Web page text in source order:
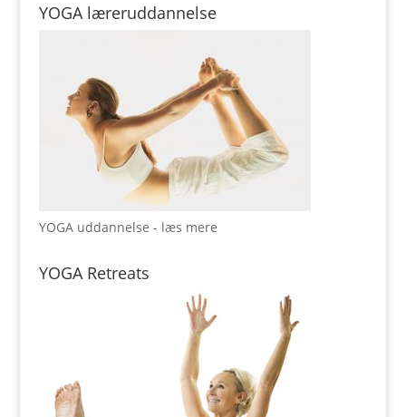
YOGA læreruddannelse
YOGA uddannelse - læs mere
YOGA Retreats